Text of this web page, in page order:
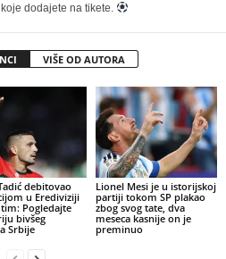
dodajete na tikete.
VIŠE OD AUTORA
debitovao
u Erediviziji
Pogledajte
bivšeg
Srbije
Lionel Mesi je u istorijskoj
partiji tokom SP plakao
zbog svog tate, dva
meseca kasnije on je
preminuo